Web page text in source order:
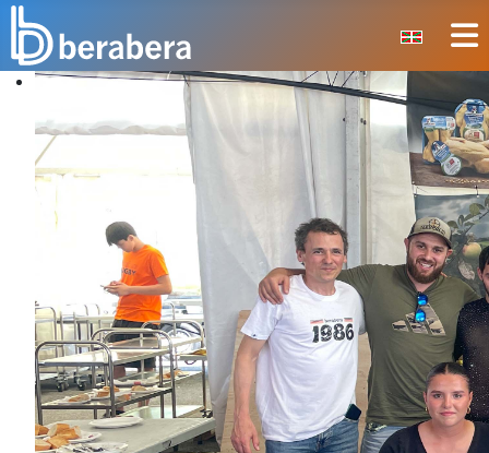
CERRAR
CLUB
MANTEO
SECCIONES
ÁREA SOCIAL
PREVENCIÓN DE LA VIOLENCIA
BERA BERA IZARRAK